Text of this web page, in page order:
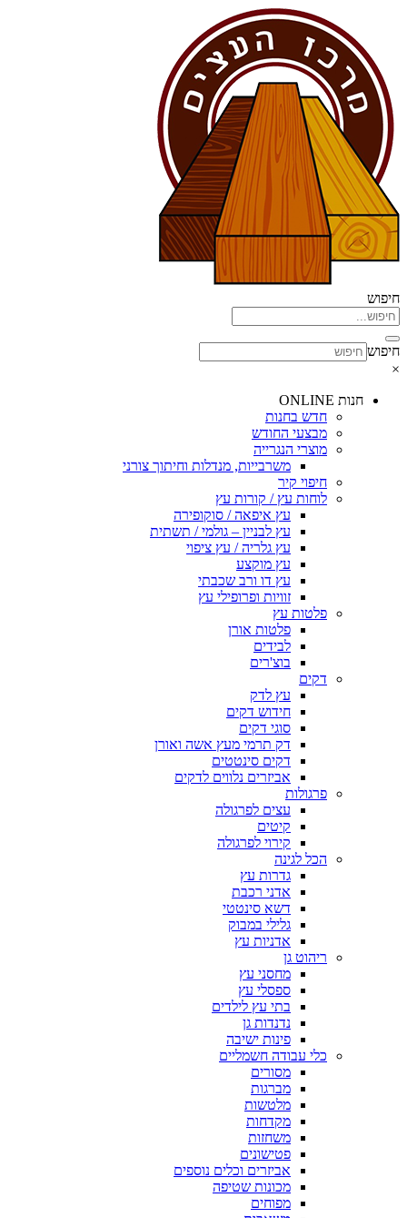
חיפוש
חיפוש
×
חנות ONLINE
חדש בחנות
מבצעי החודש
מוצרי הנגרייה
משרבייות, מנדלות וחיתוך צורני
חיפוי קיר
לוחות עץ / קורות עץ
עץ איפאה / סוקופירה
עץ לבניין – גולמי / תשתית
עץ גלריה / עץ ציפוי
עץ מוקצע
עץ דו ורב שכבתי
זוויות ופרופילי עץ
פלטות עץ
פלטות אורן
לבידים
בוצ'רים
דקים
עץ לדק
חידוש דקים
סוגי דקים
דק תרמי מעץ אשה ואורן
דקים סינטטים
אביזרים נלווים לדקים
פרגולות
עצים לפרגולה
קיטים
קירוי לפרגולה
הכל לגינה
גדרות עץ
אדני רכבת
דשא סינטטי
גלילי במבוק
אדניות עץ
ריהוט גן
מחסני עץ
ספסלי עץ
בתי עץ לילדים
נדנדות גן
פינות ישיבה
כלי עבודה חשמליים
מסורים
מברגות
מלטשות
מקדחות
משחזות
פטישונים
אביזרים וכלים נוספים
מכונות שטיפה
מפוחים